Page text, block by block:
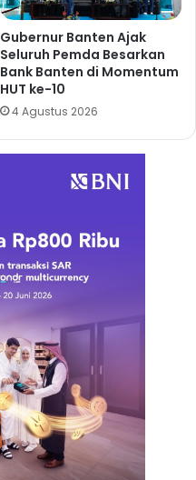
Gubernur Banten Ajak
Seluruh Pemda Besarkan
Bank Banten di Momentum
HUT ke-10
4 Agustus 2026